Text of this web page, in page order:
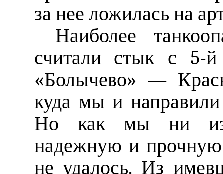
за нее ложилась на
Наиболее
считали стык с 5-
«Болычево» —
куда мы и
Но как мы ни
надежную и прочную
не удалось. Из